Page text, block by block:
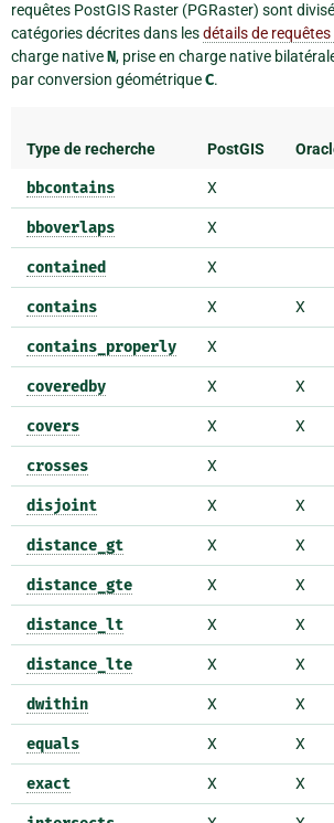
requêtes PostGIS Raster (PGRaster) sont
catégories décrites dans lesdétails de
charge nativeN, prise en charge native
par conversion géométriqueC.
Type de recherche PostGIS
bbcontains X
bboverlaps X
contained X
contains X X
contains_properly X
coveredby X X
covers X X
crosses X
disjoint X X
distance_gt X X
distance_gte X X
distance_lt X X
distance_lte X X
dwithin X X
equals X X
exact X X